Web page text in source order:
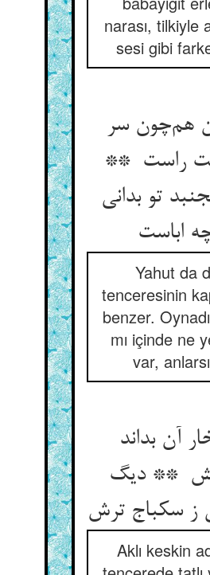
narası, tilkiyle
sesi gibi
هم‌چون سر
راست **
تو بدانی
Yahut da
tenceresinin
benzer.
mı içinde ne
var,
آن بداند
** دیگ
Aklı keskin